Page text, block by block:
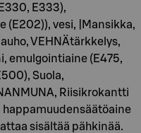
E333),
(E202)), vesi, |Mansikka,
VEHNÄtärkkelys,
emulgointiaine (E475,
Suola,
Riisikrokantti
happamuudensäätöaine
sisältää pähkinää.